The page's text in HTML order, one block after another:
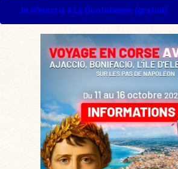
Je m'inscris à La Quotidienne (gratuit)